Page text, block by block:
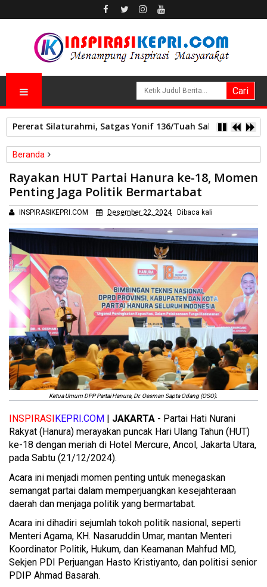
Pererat Silaturahmi, Satgas Yonif 136/Tuah Sakti Pos Ilu
Beranda
Rayakan HUT Partai Hanura ke-18, Momen Penting Jaga Politik
Bermartabat
Rayakan HUT Partai Hanura ke-18, Momen
Penting Jaga Politik Bermartabat
INSPIRASIKEPRI.COM Desember 22, 2024 Dibaca kali
Ketua Umum DPP Partai Hanura, Dr. Oesman Sapta Odang (OSO).
INSPIRASI KEPRI.COM JAKARTA - Partai Hati Nurani
Rakyat (Hanura) merayakan puncak Hari Ulang Tahun (HUT)
ke-18 dengan meriah di Hotel Mercure, Ancol, Jakarta Utara,
pada Sabtu (21/12/2024).
Acara ini menjadi momen penting untuk menegaskan
semangat partai dalam memperjuangkan kesejahteraan
daerah dan menjaga politik yang bermartabat.
Acara ini dihadiri sejumlah tokoh politik nasional, seperti
Menteri Agama, KH. Nasaruddin Umar, mantan Menteri
Koordinator Politik, Hukum, dan Keamanan Mahfud MD,
Sekjen PDI Perjuangan Hasto Kristiyanto, dan politisi senior
PDIP Ahmad Basarah.